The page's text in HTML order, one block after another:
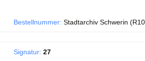
Bestellnummer: Stadtarchiv Schwerin
Signatur: 27